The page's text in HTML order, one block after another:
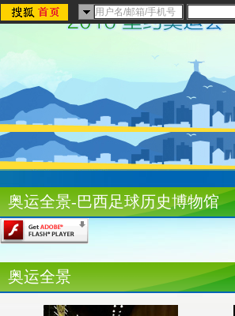
奥运全景-巴西足球历史博物馆
奥运全景